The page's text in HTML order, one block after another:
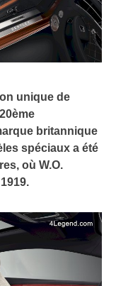
unique de
britannique
spéciaux a été
où W.O.